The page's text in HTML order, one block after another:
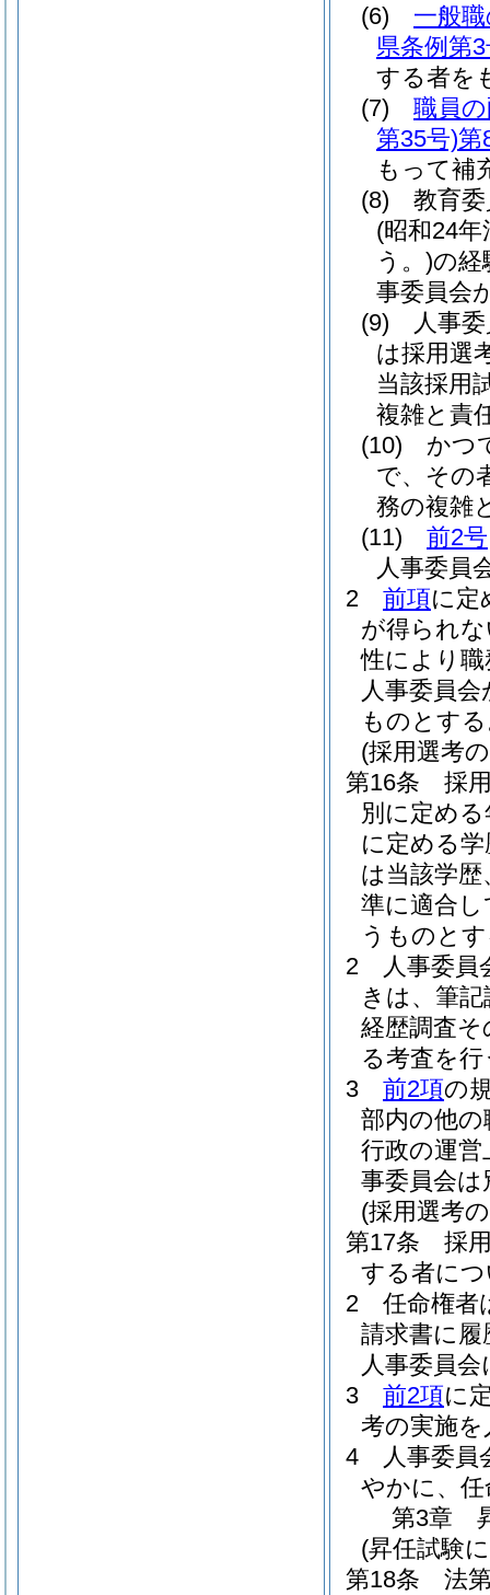
(6)
一般
県条例第
する者を
(7)
職員
第35号)第
もって補
(8)
教育
(昭和24
う。)の経
事委員会
(9)
人事
は採用選
当該採用
複雑と責
(10)
かつ
で、その
務の複雑
(11)
前2号
人事委員
2
前項に定
が得られ
性により
人事委員
ものとす
(採用選考
第16条
採
別に定め
に定める
は当該学
準に適合
うものと
2
人事委
きは、筆
経歴調査
る考査を
3
前2項の
部内の他
行政の運
事委員会
(採用選考
第17条
採
する者に
2
任命権者
請求書に
人事委員
3
前2項に
考の実施
4
人事委
やかに、
第3章
(昇任試験
第18条
法